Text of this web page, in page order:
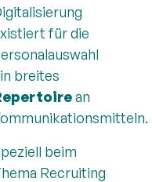
für die
breites
an
beim
Recruiting